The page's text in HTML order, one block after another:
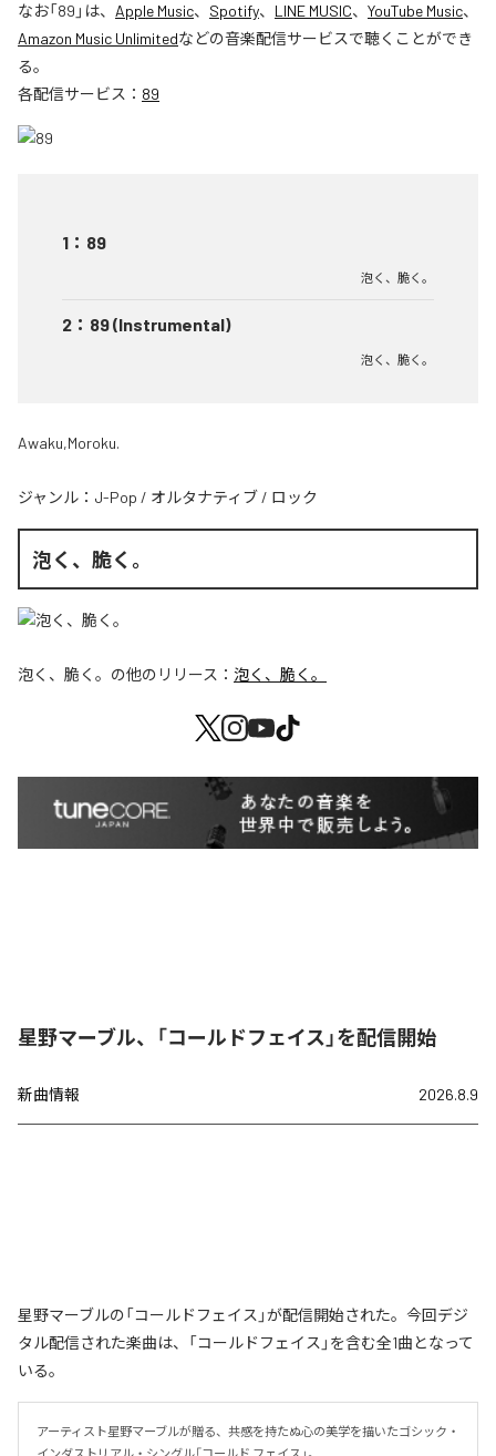
なお「89 」は、 Apple Music、 Spotify、 LINE MUSIC、 YouTube Music、
Amazon Music Unlimitedなどの音楽配信サービスで聴くことができ
る。
各配信サービス： 89
1 ： 89
泡く、脆く。
2 ： 89 (Instrumental)
泡く、脆く。
Awaku,Moroku.
ジャンル： J-Pop / オルタナティブ / ロック
泡く、脆く。
泡く、脆く。 の他のリリース： 泡く、脆く。
星野マーブル、「コールドフェイス」を配信開始
新曲情報 2026.8.9
星野マーブルの「コールドフェイス」が配信開始された。今回デジ
タル配信された楽曲は、「コールドフェイス」を含む全1曲となって
いる。
アーティスト星野マーブルが贈る、共感を持たぬ心の美学を描いたゴシック・
インダストリアル・シングル「コールド フェイス」。